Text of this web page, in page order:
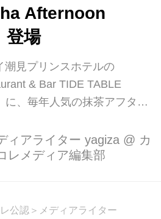
Afternoon
登場
潮見プリンスホテルの
& Bar TIDE TABLE
に、毎年人気の抹茶アフタヌ
が“とろける抹茶”をテーマ
て登場。2026年4月1日
6月30日（火）の期間限定で
彩りとともに、抹茶の濃厚な
ィアライター yagiza @ カ
レメディア編集部
公認＞メディアライター